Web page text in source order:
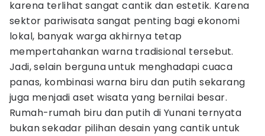
karena terlihat sangat cantik dan estetik. Karena
sektor pariwisata sangat penting bagi ekonomi
lokal, banyak warga akhirnya tetap
mempertahankan warna tradisional tersebut.
Jadi, selain berguna untuk menghadapi cuaca
panas, kombinasi warna biru dan putih sekarang
juga menjadi aset wisata yang bernilai besar.
Rumah-rumah biru dan putih di Yunani ternyata
bukan sekadar pilihan desain yang cantik untuk